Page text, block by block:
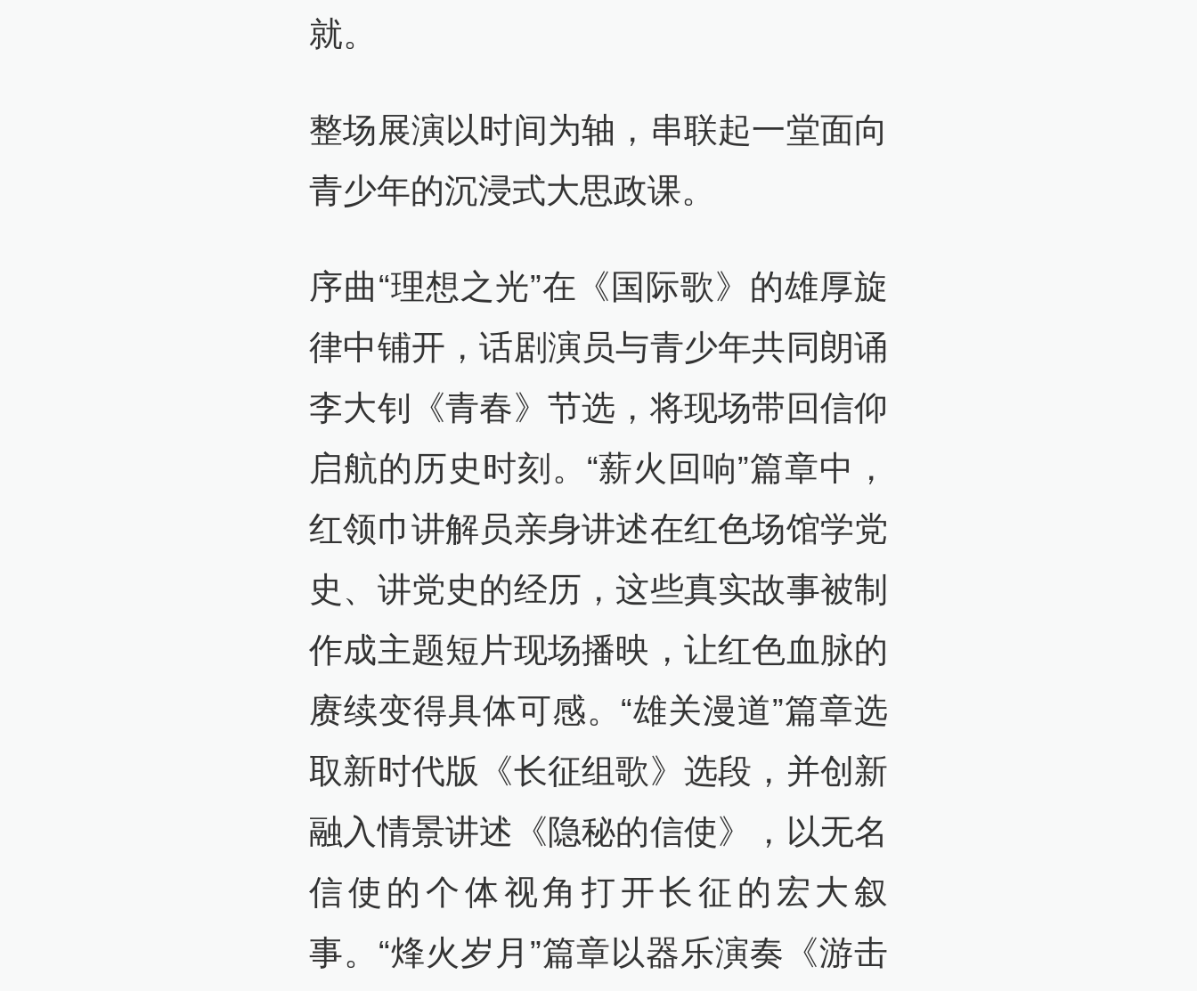
就。
整场展演以时间为轴，串联起一堂面向
青少年的沉浸式大思政课。
序曲“理想之光”在《国际歌》的雄厚旋
律中铺开，话剧演员与青少年共同朗诵
李大钊《青春》节选，将现场带回信仰
启航的历史时刻。“薪火回响”篇章中，
红领巾讲解员亲身讲述在红色场馆学党
史、讲党史的经历，这些真实故事被制
作成主题短片现场播映，让红色血脉的
赓续变得具体可感。“雄关漫道”篇章选
取新时代版《长征组歌》选段，并创新
融入情景讲述《隐秘的信使》，以无名
信使的个体视角打开长征的宏大叙
事。“烽火岁月”篇章以器乐演奏《游击